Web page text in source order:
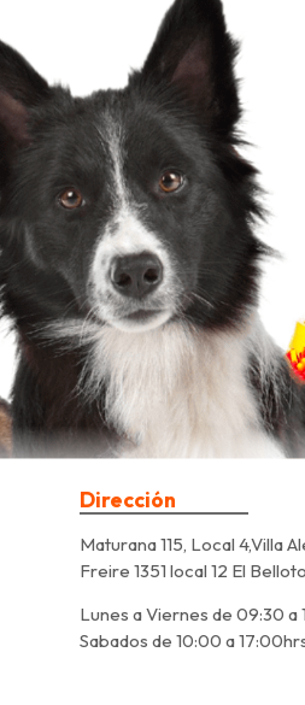
Dirección
Maturana 115, Local 4,Villa
Freire 1351 local 12 El
Lunes a Viernes de 09:30 a
Sabados de 10:00 a